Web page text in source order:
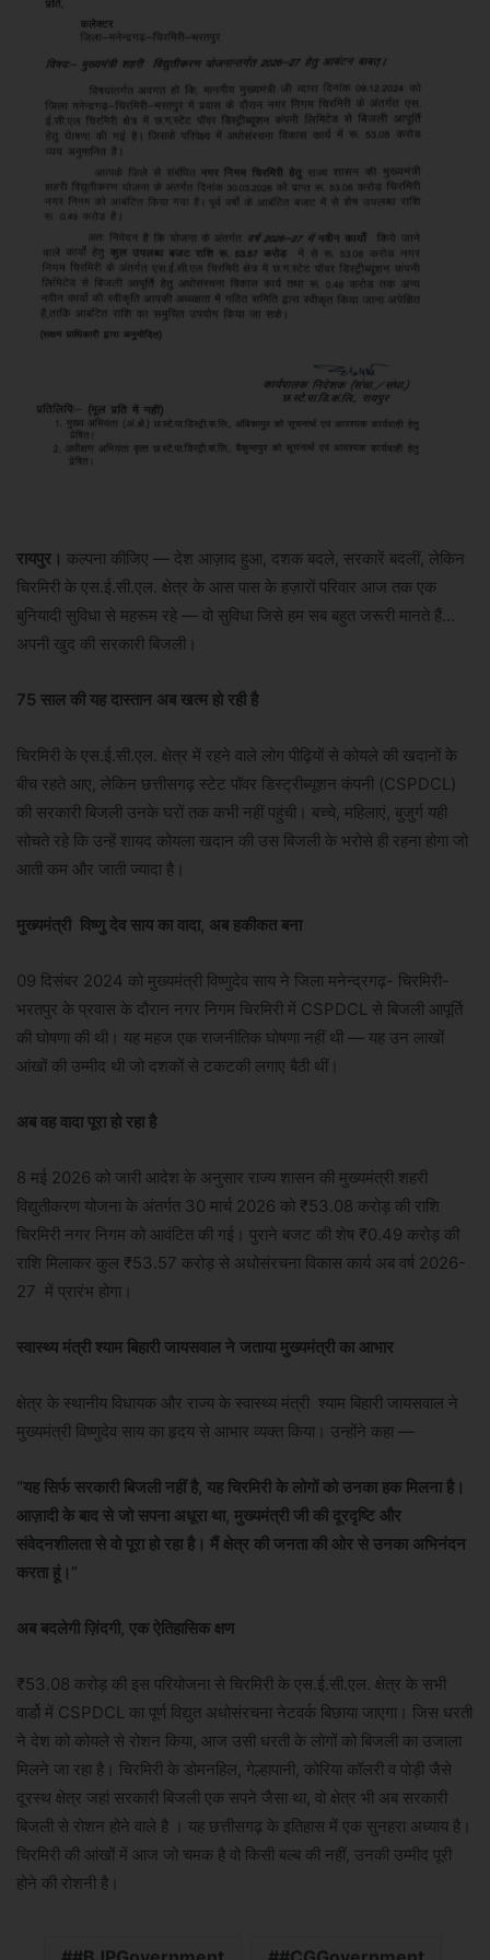
रायपुर। कल्पना कीजिए — देश आज़ाद हुआ, दशक बदले, सरकारें बदलीं, लेकिन
चिरमिरी के एस.ई.सी.एल. क्षेत्र के आस पास के हज़ारों परिवार आज तक एक
बुनियादी सुविधा से महरूम रहे — वो सुविधा जिसे हम सब बहुत जरूरी मानते हैं…
अपनी खुद की सरकारी बिजली।
75 साल की यह दास्तान अब खत्म हो रही है
चिरमिरी के एस.ई.सी.एल. क्षेत्र में रहने वाले लोग पीढ़ियों से कोयले की खदानों के
बीच रहते आए, लेकिन छत्तीसगढ़ स्टेट पॉवर डिस्ट्रीब्यूशन कंपनी (CSPDCL)
की सरकारी बिजली उनके घरों तक कभी नहीं पहुंची। बच्चे, महिलाएं, बुजुर्ग यही
सोचते रहे कि उन्हें शायद कोयला खदान की उस बिजली के भरोसे ही रहना होगा जो
आती कम और जाती ज्यादा है।
मुख्यमंत्री विष्णु देव साय का वादा, अब हकीकत बना
09 दिसंबर 2024 को मुख्यमंत्री विष्णुदेव साय ने जिला मनेन्द्रगढ़- चिरमिरी-
भरतपुर के प्रवास के दौरान नगर निगम चिरमिरी में CSPDCL से बिजली आपूर्ति
की घोषणा की थी। यह महज एक राजनीतिक घोषणा नहीं थी — यह उन लाखों
आंखों की उम्मीद थी जो दशकों से टकटकी लगाए बैठी थीं।
अब वह वादा पूरा हो रहा है
8 मई 2026 को जारी आदेश के अनुसार राज्य शासन की मुख्यमंत्री शहरी
विद्युतीकरण योजना के अंतर्गत 30 मार्च 2026 को ₹53.08 करोड़ की राशि
चिरमिरी नगर निगम को आवंटित की गई। पुराने बजट की शेष ₹0.49 करोड़ की
राशि मिलाकर कुल ₹53.57 करोड़ से अधोसंरचना विकास कार्य अब वर्ष 2026-
27 में प्रारंभ होगा।
स्वास्थ्य मंत्री श्याम बिहारी जायसवाल ने जताया मुख्यमंत्री का आभार
क्षेत्र के स्थानीय विधायक और राज्य के स्वास्थ्य मंत्री श्याम बिहारी जायसवाल ने
मुख्यमंत्री विष्णुदेव साय का हृदय से आभार व्यक्त किया। उन्होंने कहा —
“यह सिर्फ सरकारी बिजली नहीं है, यह चिरमिरी के लोगों को उनका हक मिलना है।
आज़ादी के बाद से जो सपना अधूरा था, मुख्यमंत्री जी की दूरदृष्टि और
संवेदनशीलता से वो पूरा हो रहा है। मैं क्षेत्र की जनता की ओर से उनका अभिनंदन
करता हूं।”
अब बदलेगी ज़िंदगी, एक ऐतिहासिक क्षण
₹53.08 करोड़ की इस परियोजना से चिरमिरी के एस.ई.सी.एल. क्षेत्र के सभी
वार्डो में CSPDCL का पूर्ण विद्युत अधोसंरचना नेटवर्क बिछाया जाएगा। जिस धरती
ने देश को कोयले से रोशन किया, आज उसी धरती के लोगों को बिजली का उजाला
मिलने जा रहा है। चिरमिरी के डोमनहिल, गेल्हापानी, कोरिया कॉलरी व पोड़ी जैसे
दूरस्थ क्षेत्र जहां सरकारी बिजली एक सपने जैसा था, वो क्षेत्र भी अब सरकारी
बिजली से रोशन होने वाले है । यह छत्तीसगढ़ के इतिहास में एक सुनहरा अध्याय है।
चिरमिरी की आंखों में आज जो चमक है वो किसी बल्ब की नहीं, उनकी उम्मीद पूरी
होने की रोशनी है।